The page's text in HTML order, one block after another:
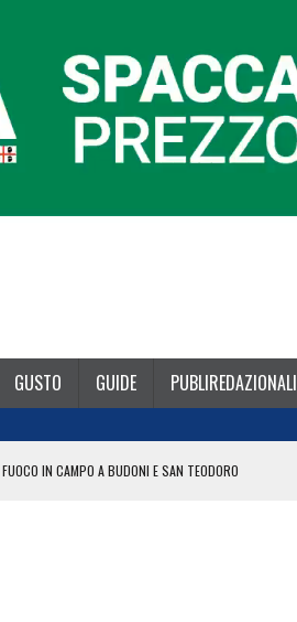
GUSTO GUIDE PUBLIREDAZIONALI
IN CAMPO A BUDONI E SAN TEODORO